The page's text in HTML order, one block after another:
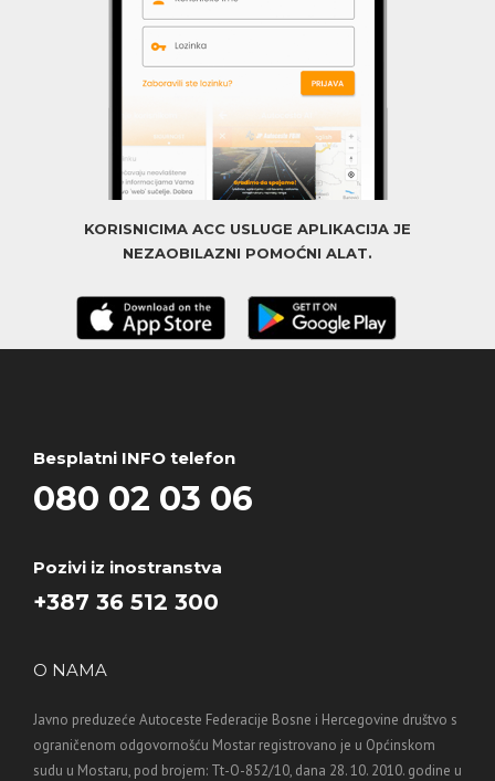
KORISNICIMA ACC USLUGE APLIKACIJA JE
NEZAOBILAZNI POMOĆNI ALAT.
Besplatni INFO telefon
080 02 03 06
Pozivi iz inostranstva
+387 36 512 300
O NAMA
Javno preduzeće Autoceste Federacije Bosne i Hercegovine društvo s
ograničenom odgovornošću Mostar registrovano je u Općinskom
sudu u Mostaru, pod brojem: Tt-O-852/10, dana 28. 10. 2010. godine u